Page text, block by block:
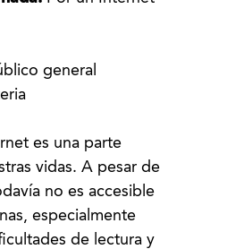
general
es una parte
vidas. A pesar de
no es accesible
especialmente
de lectura y